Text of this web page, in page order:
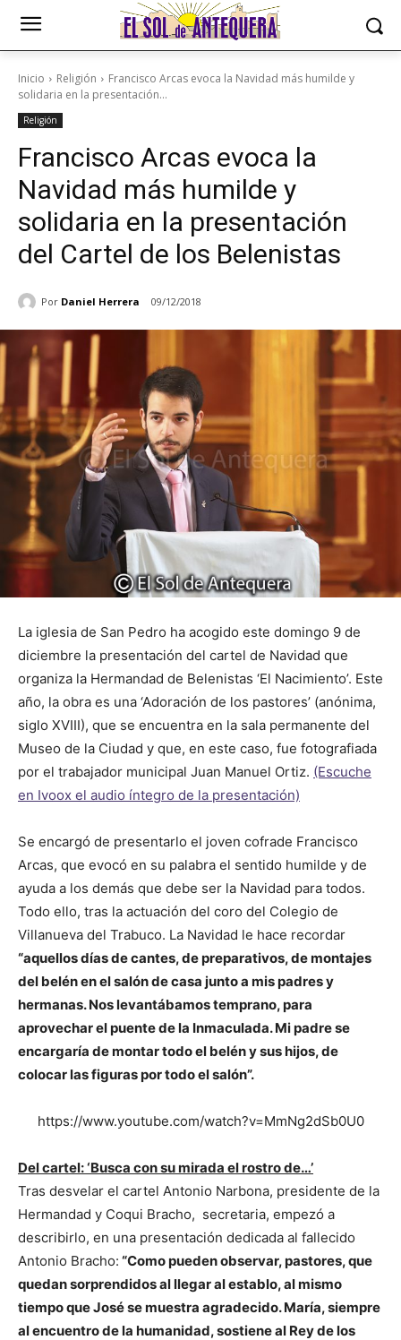
Inicio Religión
Francisco Arcas evoca la Navidad más humilde y
solidaria en la presentación...
Religión
Francisco Arcas evoca la
Navidad más humilde y
solidaria en la presentación
del Cartel de los Belenistas
Por Daniel Herrera 09/12/2018
La iglesia de San Pedro ha acogido este domingo 9 de
diciembre la presentación del cartel de Navidad que
organiza la Hermandad de Belenistas ‘El Nacimiento’. Este
año, la obra es una ‘Adoración de los pastores’ (anónima,
siglo XVIII), que se encuentra en la sala permanente del
Museo de la Ciudad y que, en este caso, fue fotografiada
por el trabajador municipal Juan Manuel Ortiz. (Escuche
en Ivoox el audio íntegro de la presentación)
Se encargó de presentarlo el joven cofrade Francisco
Arcas, que evocó en su palabra el sentido humilde y de
ayuda a los demás que debe ser la Navidad para todos.
Todo ello, tras la actuación del coro del Colegio de
Villanueva del Trabuco. La Navidad le hace recordar
“aquellos días de cantes, de preparativos, de montajes
del belén en el salón de casa junto a mis padres y
hermanas. Nos levantábamos temprano, para
aprovechar el puente de la Inmaculada. Mi padre se
encargaría de montar todo el belén y sus hijos, de
colocar las figuras por todo el salón”.
https://www.youtube.com/watch?v=MmNg2dSb0U0
Del cartel: ‘Busca con su mirada el rostro de…’
Tras desvelar el cartel Antonio Narbona, presidente de la
Hermandad y Coqui Bracho, secretaria, empezó a
describirlo, en una presentación dedicada al fallecido
Antonio Bracho: “Como pueden observar, pastores, que
quedan sorprendidos al llegar al establo, al mismo
tiempo que José se muestra agradecido. María, siempre
al encuentro de la humanidad, sostiene al Rey de los